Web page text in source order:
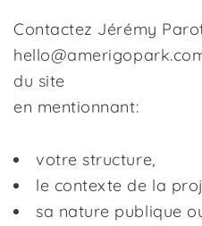
Contactez Jérémy
du site
en mentionnant:
votre structure,
le contexte de la
sa nature publique